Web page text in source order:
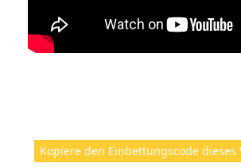
Kopiere den Einbettungscode dieses